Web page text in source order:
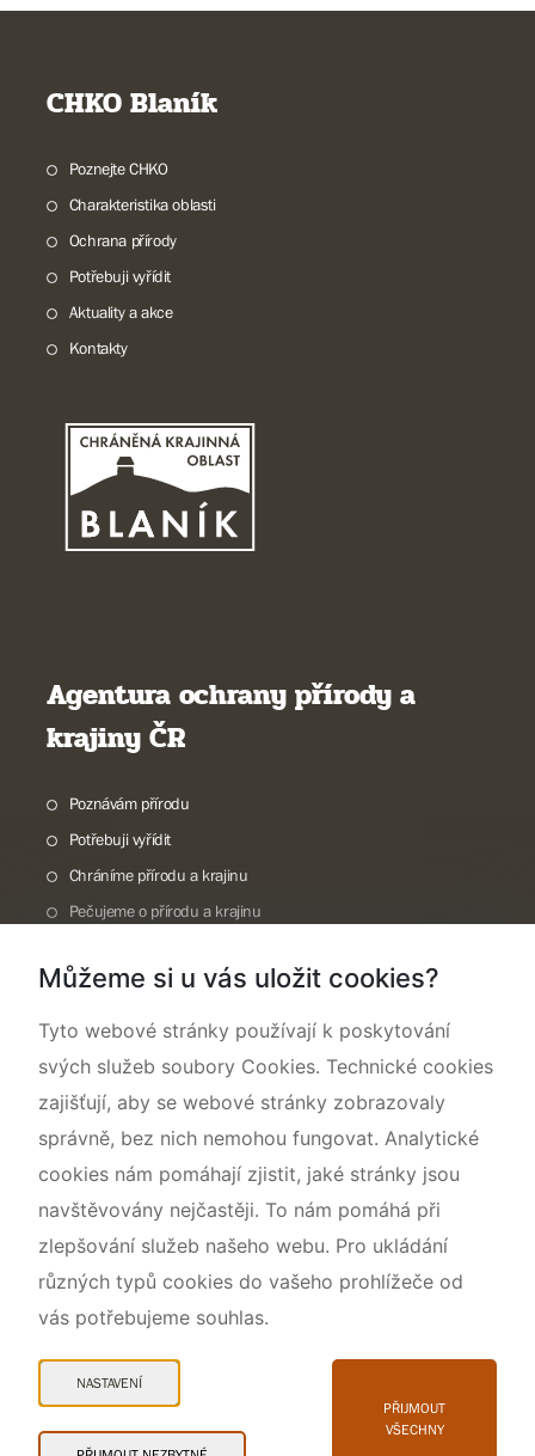
CHKO Blaník
Poznejte CHKO
Charakteristika oblasti
Ochrana přírody
Potřebuji vyřídit
Aktuality a akce
Kontakty
Agentura ochrany přírody a
krajiny ČR
Poznávám přírodu
Potřebuji vyřídit
Chráníme přírodu a krajinu
Pečujeme o přírodu a krajinu
O nás
Snadné čtení
Můžeme si u vás uložit cookies?
Tyto webové stránky používají k poskytování
svých služeb soubory Cookies. Technické cookies
zajišťují, aby se webové stránky zobrazovaly
správně, bez nich nemohou fungovat. Analytické
cookies nám pomáhají zjistit, jaké stránky jsou
navštěvovány nejčastěji. To nám pomáhá při
zlepšování služeb našeho webu. Pro ukládání
různých typů cookies do vašeho prohlížeče od
vás potřebujeme souhlas.
NASTAVENÍ
PŘIJMOUT
VŠECHNY